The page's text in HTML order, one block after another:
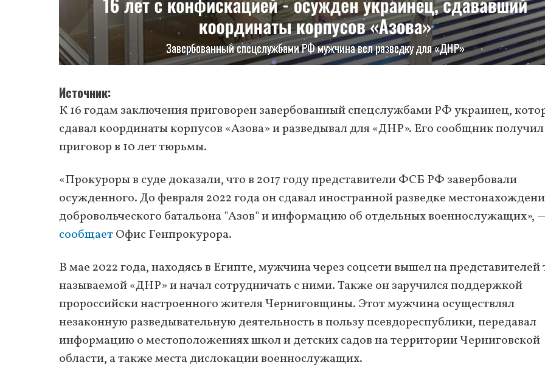
Источник
К 16 годам заключения приговорен завербованный спецслужбами РФ украинец,
сдавал координаты корпусов «Азова» и разведывал для «ДНР». Его сообщник получил
приговор в 10 лет тюрьмы.
«Прокуроры в суде доказали, что в 2017 году представители ФСБ РФ завербовали
осужденного. До февраля 2022 года он сдавал иностранной разведке
добровольческого батальона "Азов" и информацию об отдельных военнослужащих»,
сообщаетОфис Генпрокурора.
В мае 2022 года, находясь в Египте, мужчина через соцсети вышел на представителей
называемой «ДНР» и начал сотрудничать с ними. Также он заручился поддержкой
пророссийски настроенного жителя Черниговщины. Этот мужчина осуществлял
незаконную разведывательную деятельность в пользу псевдореспублики, передавал
информацию о местоположениях школ и детских садов на территории Черниговской
области, а также места дислокации военнослужащих.